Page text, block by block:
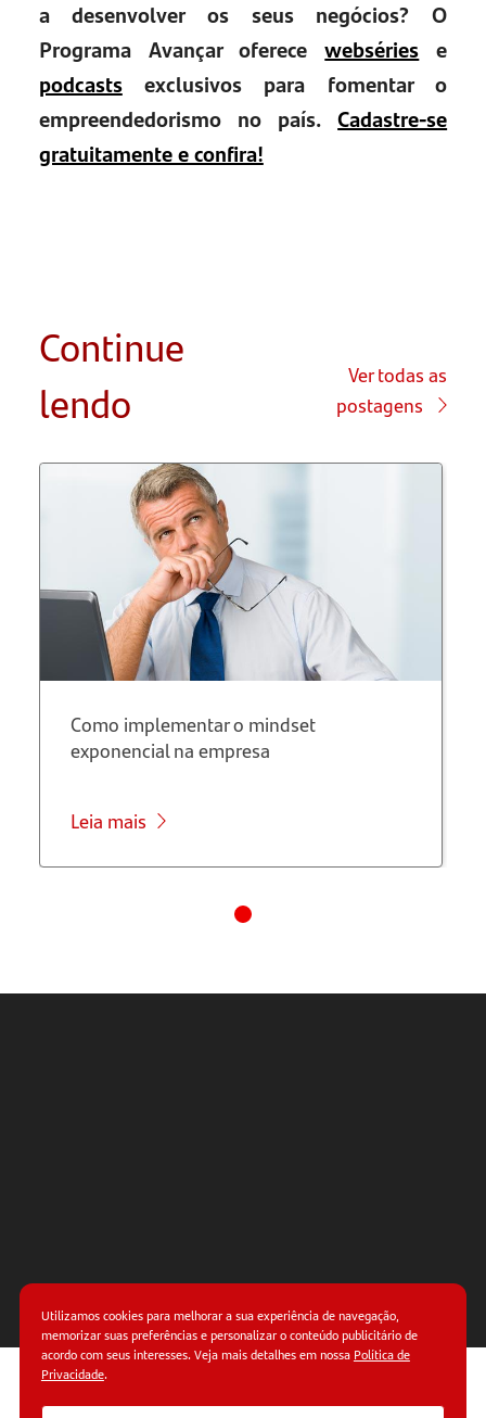
a desenvolver os seus negócios? O
Programa Avançar oferecewebséries e
podcastsexclusivos para fomentar o
empreendedorismo no país.Cadastre-se
gratuitamente e confira!
Continue
lendo
Ver todas as
postagens
Como implementar o mindset
exponencial na empresa
Leia mais
privacidade.
Utilizamos cookies para melhorar a sua experiência de navegação,
memorizar suas preferências e personalizar o conteúdo publicitário de
acordo com seus interesses. Veja mais detalhes em nossa Política de
Privacidade.